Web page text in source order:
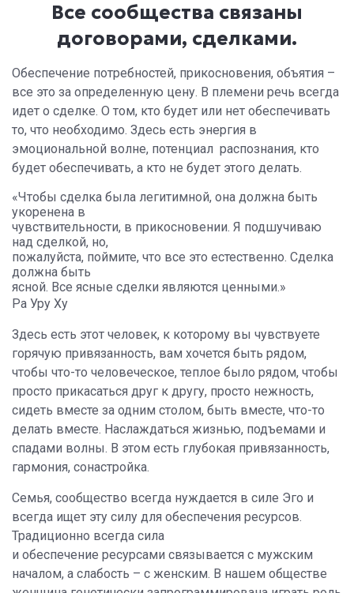
Все сообщества связаны
договорами, сделками.
Обеспечение потребностей, прикосновения, объятия –
все это за определенную цену. В племени речь всегда
идет о сделке. О том, кто будет или нет обеспечивать
то, что необходимо. Здесь есть энергия в
эмоциональной волне, потенциал распознания, кто
будет обеспечивать, а кто не будет этого делать.
«Чтобы сделка была легитимной, она должна быть
укоренена в
чувствительности, в прикосновении. Я подшучиваю
над сделкой, но,
пожалуйста, поймите, что все это естественно. Сделка
должна быть
ясной. Все ясные сделки являются ценными.»
Ра Уру Ху
Здесь есть этот человек, к которому вы чувствуете
горячую привязанность, вам хочется быть рядом,
чтобы что-то человеческое, теплое было рядом, чтобы
просто прикасаться друг к другу, просто нежность,
сидеть вместе за одним столом, быть вместе, что-то
делать вместе. Наслаждаться жизнью, подъемами и
спадами волны. В этом есть глубокая привязанность,
гармония, сонастройка.
Семья, сообщество всегда нуждается в силе Эго и
всегда ищет эту силу для обеспечения ресурсов.
Традиционно всегда сила
и обеспечение ресурсами связывается с мужским
началом, а слабость – с женским. В нашем обществе